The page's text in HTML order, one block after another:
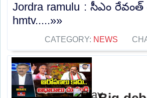
Jordra ramulu : సీఎం
hmtv.....»»
CATEGORY: NEWS